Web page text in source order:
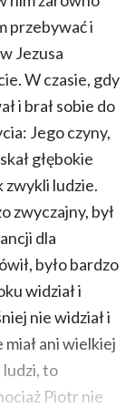
przebywać i
Jezusa
W czasie, gdy
i brał sobie do
Jego czyny,
głębokie
zwykli ludzie.
zwyczajny, był
dla
było bardzo
widział i
nie widział i
miał ani wielkiej
ludzi, to
Piotr nie